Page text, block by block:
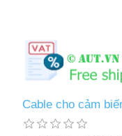
Cable cho cảm